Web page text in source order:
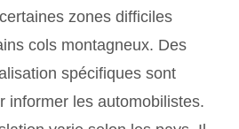
zones difficiles
cols montagneux. Des
spécifiques sont
informer les automobilistes.